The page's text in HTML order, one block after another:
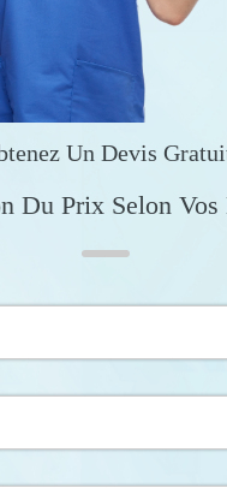
Un Devis
Du Prix Selon Vos